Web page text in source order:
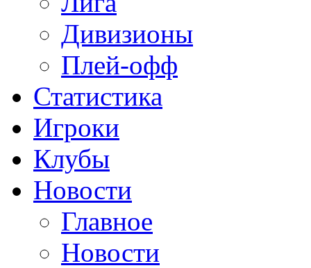
Дивизионы
Плей-офф
Статистика
Игроки
Клубы
Новости
Главное
Новости